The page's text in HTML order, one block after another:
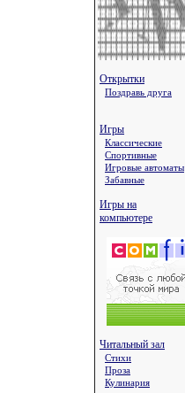
Открытки
Поздравь друга
Игры
Классические
Спортивные
Игровые автоматы
Забавные
Игры на
компьютере
Читальный зал
Стихи
Проза
Кулинария